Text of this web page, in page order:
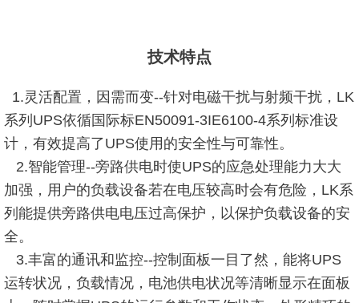
技术特点
1.灵活配置，因需而变--针对电磁干扰与射频干扰，LK
系列UPS依循国际标EN50091-3IE6100-4系列标准设
计，有效提高了UPS使用的安全性与可靠性。
2.智能管理--旁路供电时使UPS的应急处理能力大大
加强，用户的负载设备若在电压较高时会有危险，LK系
列能提供旁路供电电压过高保护，以保护负载设备的安
全。
3.丰富的通讯和监控--控制面板一目了然，能将UPS
运转状况，负载情况，电池供电状况等清晰显示在面板